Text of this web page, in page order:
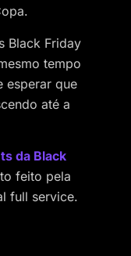
Black Friday
tempo
esperar que
até a
da Black
feito pela
full service.